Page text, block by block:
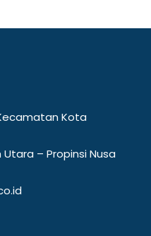
Kota
– Propinsi Nusa